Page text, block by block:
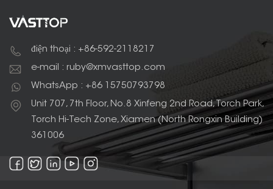
điện thoại : +86-592-2118217
e-mail : ruby@xmvasttop.com
WhatsApp : +86 15750793798
Unit 707, 7th Floor, No.8 Xinfeng 2nd Road, Torch Park,
Torch Hi-Tech Zone, Xiamen (North Rongxin Building)
361006